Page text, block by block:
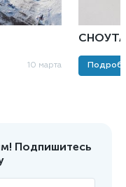
10 марта
Подпишитесь